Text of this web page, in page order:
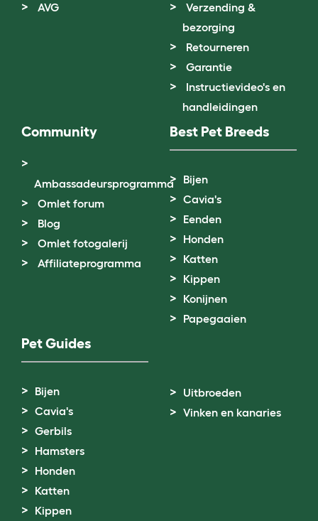
AVG
Verzending &
bezorging
Retourneren
Garantie
Instructievideo's en
handleidingen
Community
Ambassadeursprogramma
Omlet forum
Blog
Omlet fotogalerij
Affiliateprogramma
Best Pet Breeds
Bijen
Cavia's
Eenden
Honden
Katten
Kippen
Konijnen
Papegaaien
Pet Guides
Bijen
Cavia's
Gerbils
Hamsters
Honden
Katten
Kippen
Uitbroeden
Vinken en kanaries